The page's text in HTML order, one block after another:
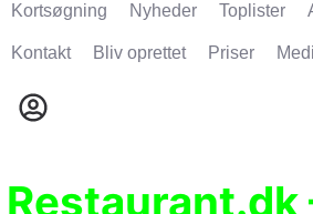
Kortsøgning Nyheder Toplister
Kontakt Bliv oprettet Priser
Restaurant.dk